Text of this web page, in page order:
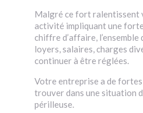
Malgré ce fort ralentissent
activité impliquant une
chiffre d’affaire,
loyers, salaires, charges
continuer à être réglées.
Votre entreprise a de fortes
trouver dans une situation
périlleuse.